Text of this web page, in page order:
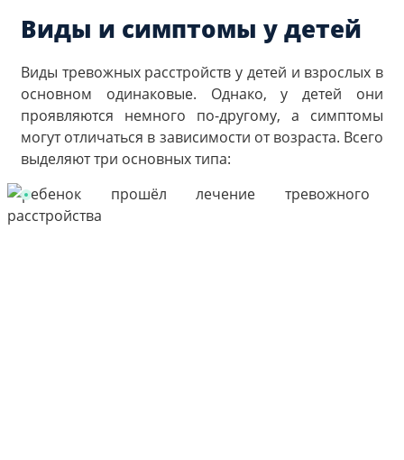
Виды и симптомы у детей
Виды тревожных расстройств у детей и взрослых в
основном одинаковые. Однако, у детей они
проявляются немного по-другому, а симптомы
могут отличаться в зависимости от возраста. Всего
выделяют три основных типа: